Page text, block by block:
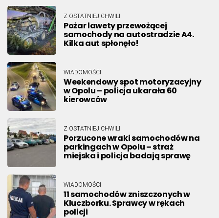
Z OSTATNIEJ CHWILI
Pożar lawety przewożącej
samochody na autostradzie A4.
Kilka aut spłonęło!
WIADOMOŚCI
Weekendowy spot motoryzacyjny
w Opolu – policja ukarała 60
kierowców
Z OSTATNIEJ CHWILI
Porzucone wraki samochodów na
parkingach w Opolu – straż
miejska i policja badają sprawę
WIADOMOŚCI
11 samochodów zniszczonych w
Kluczborku. Sprawcy w rękach
policji